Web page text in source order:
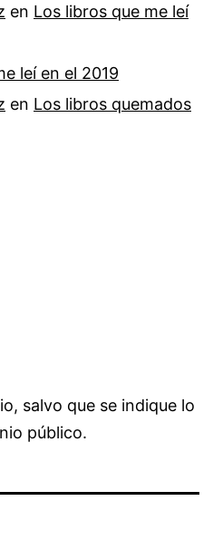
en Los libros que me leí
leí en el 2019
en Los libros quemados
salvo que se indique lo
público.